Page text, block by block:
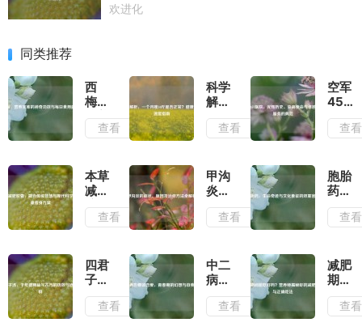
欢进化
同类推荐
西
梅，
营养
宝库
效与
每日
食用
建议
查看
科学
解
析，
一个
是否
正
健康
减重
指南
查看
空军
457
医
院，
史、
崇高
与卓
越医
务的
典范
查看
本草
减肥
胶
囊，
智慧
与现
学的
健康
查看
甲沟
炎的
症
状、
疗方
法全
查看
胞胎
药，
生命
奇迹
征的
双重
查看
四君
子
汤，
千年
查看
中二
病也
要谈
查看
减肥
期间
能吃
查看